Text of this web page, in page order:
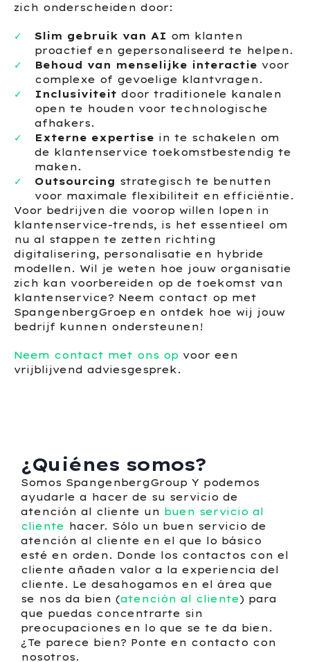
zich onderscheiden door:
Slim gebruik van AI om klanten
proactief en gepersonaliseerd te helpen.
Behoud van menselijke interactie voor
complexe of gevoelige klantvragen.
Inclusiviteit door traditionele kanalen
open te houden voor technologische
afhakers.
Externe expertise in te schakelen om
de klantenservice toekomstbestendig te
maken.
Outsourcing strategisch te benutten
voor maximale flexibiliteit en efficiëntie.
Voor bedrijven die voorop willen lopen in
klantenservice-trends, is het essentieel om
nu al stappen te zetten richting
digitalisering, personalisatie en hybride
modellen. Wil je weten hoe jouw organisatie
zich kan voorbereiden op de toekomst van
klantenservice? Neem contact op met
SpangenbergGroep en ontdek hoe wij jouw
bedrijf kunnen ondersteunen!
Neem contact met ons op voor een
vrijblijvend adviesgesprek.
¿Quiénes somos?
Somos SpangenbergGroup Y podemos
ayudarle a hacer de su servicio de
atención al cliente un buen servicio al
cliente hacer. Sólo un buen servicio de
atención al cliente en el que lo básico
esté en orden. Donde los contactos con el
cliente añaden valor a la experiencia del
cliente. Le desahogamos en el área que
se nos da bien (atención al cliente) para
que puedas concentrarte sin
preocupaciones en lo que se te da bien.
¿Te parece bien? Ponte en contacto con
nosotros.